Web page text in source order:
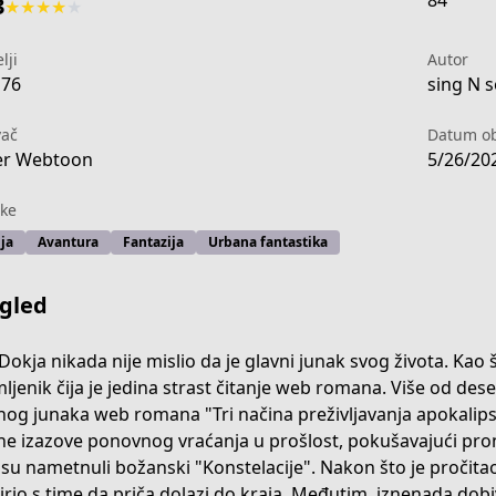
reader-s-viewpoint
★★★★
Autor
sing N
Webtoon
Datum
5/26/
Avantura Fantazija Urbana fantastika
nikada nije mislio da je glavni junak svog života.
čija je jedina strast čitanje web romana. Više od
junaka web romana "Tri načina preživljavanja
izazove ponovnog vraćanja u prošlost, pokušavajući
nametnuli božanski "Konstelacije". Nakon što je